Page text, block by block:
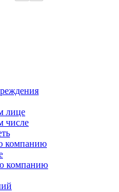
лице
числе
компанию
компанию